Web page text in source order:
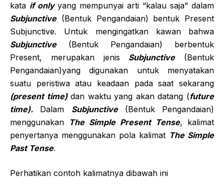
kata if only yang mempunyai arti “kalau saja” dalam
Subjunctive(Bentuk Pengandaian) bentuk Present
Subjunctive. Untuk mengingatkan kawan bahwa
Subjunctive(Bentuk Pengandaian) berbentuk
Present, merupakan jenis Subjunctive(Bentuk
Pengandaian)yang digunakan untuk menyatakan
suatu peristiwa atau keadaan pada saat sekarang
(present time)dan waktu yang akan datang (future
time). Dalam Subjunctive(Bentuk Pengandaian)
menggunakan
The Simple Present Tense, kalimat
penyertanya menggunakan pola kalimat The Simple
Past Tense.
Perhatikan contoh kalimatnya dibawah ini